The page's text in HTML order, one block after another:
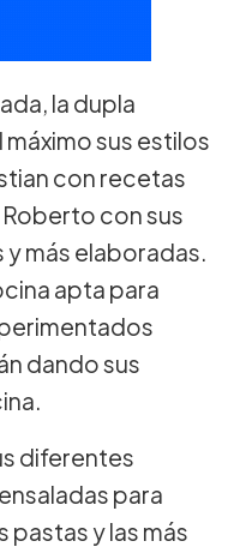
la dupla
sus estilos
con recetas
con sus
más elaboradas.
apta para
dando sus
diferentes
para
y las más